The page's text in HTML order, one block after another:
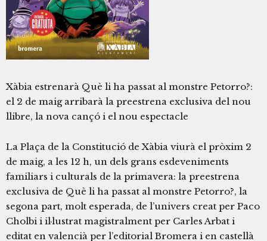
Xàbia estrenarà Què li ha passat al monstre Petorro?:
el 2 de maig arribarà la preestrena exclusiva del nou
llibre, la nova cançó i el nou espectacle
La Plaça de la Constitució de Xàbia viurà el pròxim 2
de maig, a les 12 h, un dels grans esdeveniments
familiars i culturals de la primavera: la preestrena
exclusiva de Què li ha passat al monstre Petorro?, la
segona part, molt esperada, de l’univers creat per Paco
Cholbi i il·lustrat magistralment per Carles Arbat i
editat en valencià per l’editorial Bromera i en castellà